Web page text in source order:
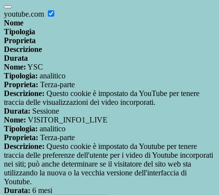
youtube.com
Nome
Tipologia
Proprieta
Descrizione
Durata
Nome: YSC
Tipologia: analitico
Proprieta: Terza-parte
Descrizione: Questo cookie è impostato da YouTube per tenere
traccia delle visualizzazioni dei video incorporati.
Durata: Sessione
Nome: VISITOR_INFO1_LIVE
Tipologia: analitico
Proprieta: Terza-parte
Descrizione: Questo cookie è impostato da Youtube per tenere
traccia delle preferenze dell'utente per i video di Youtube incorporati
nei siti; può anche determinare se il visitatore del sito web sta
utilizzando la nuova o la vecchia versione dell'interfaccia di
Youtube.
Durata: 6 mesi